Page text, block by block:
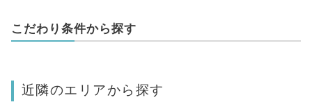
こだわり条件から探す
近隣のエリアから探す